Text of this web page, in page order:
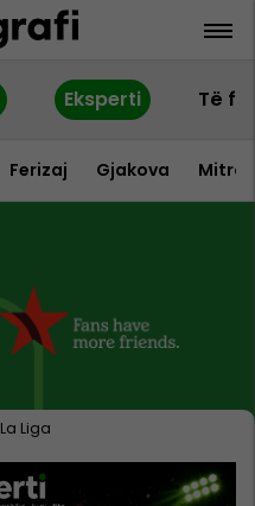
Eksperti Të
Ferizaj Gjakova
La Liga